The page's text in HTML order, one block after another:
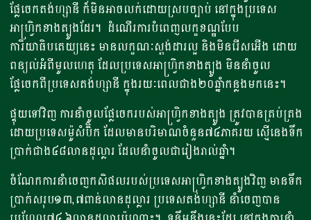
ផ្លែចេកតង់ហ្សានី​​ ក៏មិនអាចលក់ដោយស្របច្បាប់​ នៅក្នុងប្រទេស
អាហ្វ្រិកខាងត្បូងដែរ។ ដំណើរការបំពេញលក្ខខណ្ឌបែប
ការិយាធិបតេយ្យនេះ មានលក្ខណៈស្តង់ដារល្អ និងមិនរើសអើង​ ដោយ
ពន្យល់អំពីមូលហេតុ ដែលប្រទេសអាហ្រ្វិកខាងត្បូង មិននាំចូល
ផ្លែចេកពីប្រទេសតង់ហ្សានី ក្នុងរយៈពេលជាង២០ឆ្នាំកន្លងមកនេះ។
ផ្ទុយទៅវិញ ការនាំចូលផ្លែចេករបស់អាហ្វ្រិកខាងត្បូង ត្រូវបានគ្រប់គ្រង
ដោយប្រទេសម៉ូសំប៊ិក ដែលមានបរិមាណចំនួន៧៤ភាគរយ​ ស្មើនេងទឹក
ប្រាក់ជាង៤៨លានដុល្លារ ដែលនាំចូលជារៀងរាល់ឆ្នាំ។
ចំណែកការនាំចេញកសិផលរបស់ប្រទេសអាហ្វ្រិកខាងត្បូងវិញ មានទឹក
ប្រាក់សរុប១៣,៧ពាន់លានដុល្លារ ប្រទេសតង់ហ្សានី នាំចេញបាន